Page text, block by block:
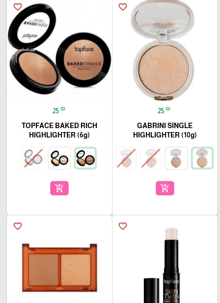
favorite_border
25 ₪
GABRINI SINGLE
HIGHLIGHTER (10g)
add_shopping_cart
favorite_border
25 ₪
TOPFACE BAKED RICH
HIGHLIGHTER (6g)
add_shopping_cart
favorite_border
favorite_border